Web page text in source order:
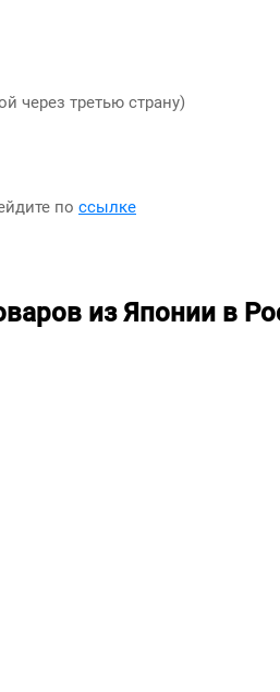
через третью страну)
по ссылке
из Японии в